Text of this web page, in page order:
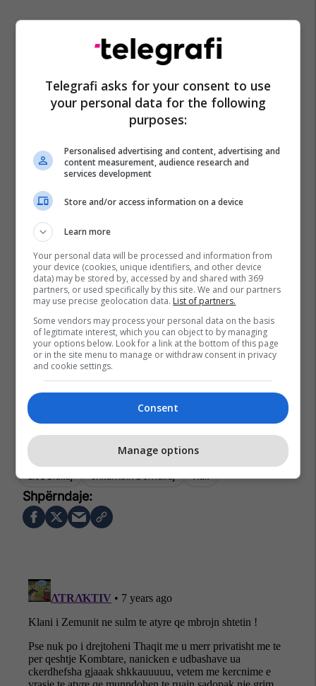
Elez Blakaj Shkumbin Demaliaj Aak
Telegrafi asks for your consent to use
your personal data for the following
purposes:
Personalised advertising and content, advertising and
content measurement, audience research and
services development
Store and/or access information on a device
Learn more
Your personal data will be processed and information from
your device (cookies, unique identifiers, and other device
data) may be stored by, accessed by and shared with 369
partners, or used specifically by this site. We and our partners
may use precise geolocation data. List of partners.
Some vendors may process your personal data on the basis
of legitimate interest, which you can object to by managing
your options below. Look for a link at the bottom of this page
or in the site menu to manage or withdraw consent in privacy
and cookie settings.
Consent
Manage options